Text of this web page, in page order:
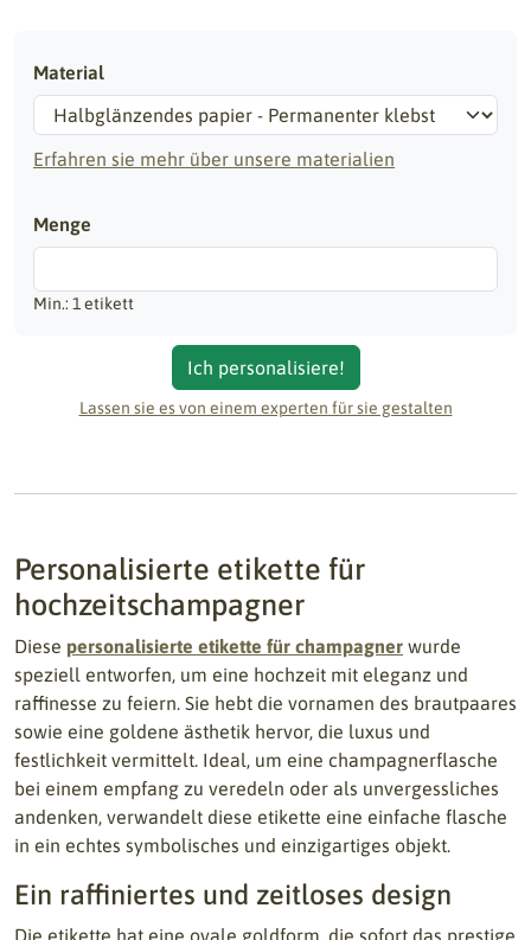
Material
Erfahren sie mehr über unsere materialien
Menge
Min.: 1 etikett
Lassen sie es von einem experten für sie gestalten
Ich personalisiere!
Personalisierte etikette für
hochzeitschampagner
Diese personalisierte etikette für champagner wurde
speziell entworfen, um eine hochzeit mit eleganz und
raffinesse zu feiern. Sie hebt die vornamen des brautpaares
sowie eine goldene ästhetik hervor, die luxus und
festlichkeit vermittelt. Ideal, um eine champagnerflasche
bei einem empfang zu veredeln oder als unvergessliches
andenken, verwandelt diese etikette eine einfache flasche
in ein echtes symbolisches und einzigartiges objekt.
Ein raffiniertes und zeitloses design
Die etikette hat eine ovale goldform, die sofort das prestige